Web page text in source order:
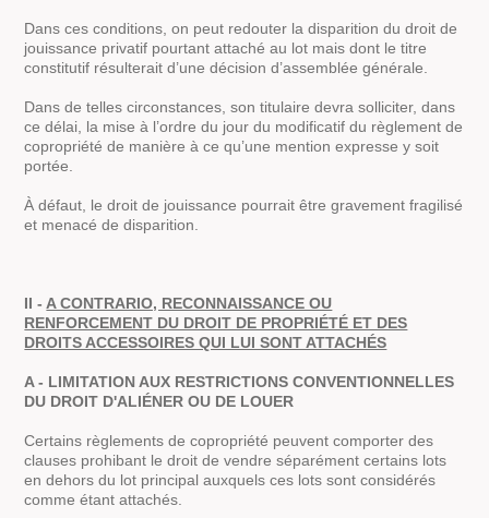
Dans ces conditions, on peut redouter la disparition du droit de
jouissance privatif pourtant attaché au lot mais dont le titre
constitutif résulterait d’une décision d’assemblée générale.
Dans de telles circonstances, son titulaire devra solliciter, dans
ce délai, la mise à l’ordre du jour du modificatif du règlement de
copropriété de manière à ce qu’une mention expresse y soit
portée.
À défaut, le droit de jouissance pourrait être gravement fragilisé
et menacé de disparition.
II -A CONTRARIO, RECONNAISSANCE OU
RENFORCEMENT DU DROIT DE PROPRIÉTÉ ET DES
DROITS ACCESSOIRES QUI LUI SONT ATTACHÉS
A - LIMITATION AUX RESTRICTIONS CONVENTIONNELLES
DU DROIT D'ALIÉNER OU DE LOUER
Certains règlements de copropriété peuvent comporter des
clauses prohibant le droit de vendre séparément certains lots
en dehors du lot principal auxquels ces lots sont considérés
comme étant attachés.